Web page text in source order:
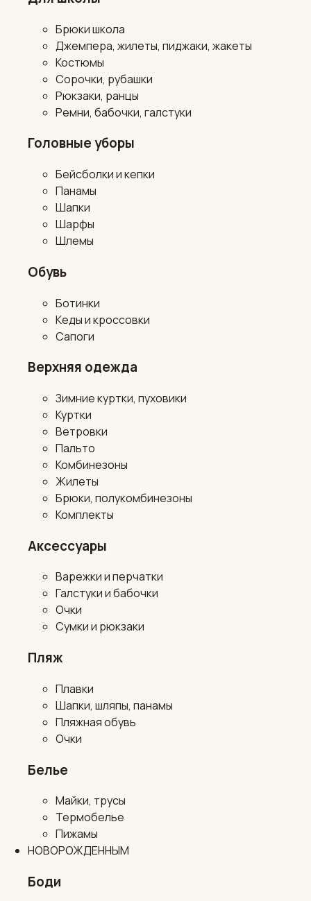
Брюки школа
Джемпера, жилеты, пиджаки, жакеты
Костюмы
Сорочки, рубашки
Рюкзаки, ранцы
Ремни, бабочки, галстуки
Головные уборы
Бейсболки и кепки
Панамы
Шапки
Шарфы
Шлемы
Обувь
Ботинки
Кеды и кроссовки
Сапоги
Верхняя одежда
Зимние куртки, пуховики
Куртки
Ветровки
Пальто
Комбинезоны
Жилеты
Брюки, полукомбинезоны
Комплекты
Аксессуары
Варежки и перчатки
Галстуки и бабочки
Очки
Сумки и рюкзаки
Пляж
Плавки
Шапки, шляпы, панамы
Пляжная обувь
Очки
Белье
Майки, трусы
Термобелье
Пижамы
НОВОРОЖДЕННЫМ
Боди